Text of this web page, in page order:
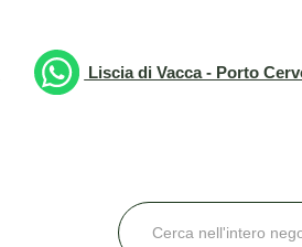
Liscia di Vacca - Porto
Cerca
Prodotto